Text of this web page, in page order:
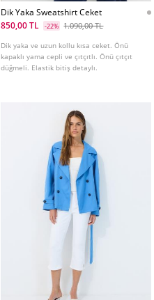
Dik Yaka Sweatshirt Ceket
850,00 TL
-22% 1.090,00 TL
Dik yaka ve uzun kollu kısa ceket. Önü
kapaklı yama cepli ve çıtçıtlı. Önü çıtçıt
düğmeli. Elastik bitiş detaylı.